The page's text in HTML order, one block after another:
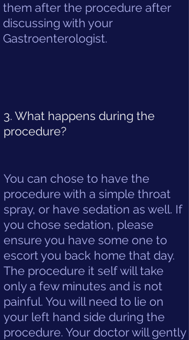
You can chose to have the
procedure with a simple throat
spray, or have sedation as well. If
you chose sedation, please
ensure you have some one to
escort you back home that day.
The procedure it self will take
only a few minutes and is not
painful. You will need to lie on
your left hand side during the
procedure. Your doctor will gently
3. What happens during the
procedure?
them after the procedure after
discussing with your
Gastroenterologist.